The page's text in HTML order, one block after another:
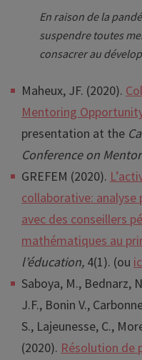
En raison de la
suspendre toutes
consacrer au
Maheux, JF. (2020).
Mentoring
presentation at the
Conference on
GREFEM (2020).
collaborative: analyse
avec des conseillers
mathématiques au
l’éducation, 4(1). (ou
Saboya, M., Bednarz,
J.F., Bonin V.,
S., Lajeunesse, C.,
(2020). Résolution de